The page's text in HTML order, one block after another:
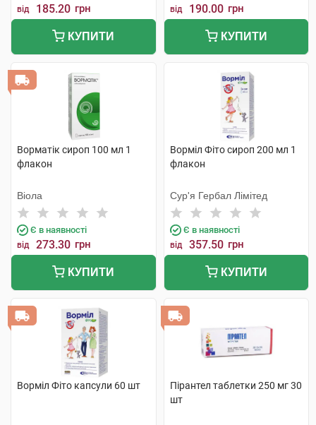
від 185.20 грн
КУПИТИ
від 190.00 грн
КУПИТИ
Ворматік сироп 100 мл 1
флакон
Віола
Є в наявності
від 273.30 грн
КУПИТИ
Ворміл Фіто сироп 200 мл 1
флакон
Сур'я Гербал Лімітед
Є в наявності
від 357.50 грн
КУПИТИ
Ворміл Фіто капсули 60 шт
Пірантел таблетки 250 мг 30
шт